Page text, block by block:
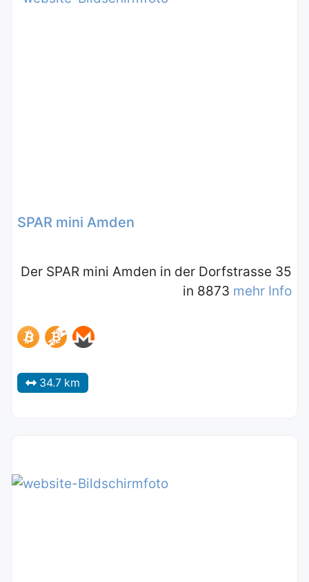
SPAR mini Amden
Der SPAR mini Amden in der Dorfstrasse 35
in 8873 mehr Info
34.7 km